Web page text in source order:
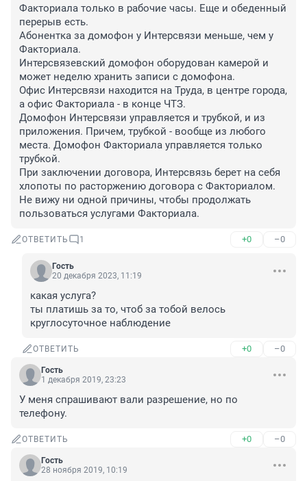
Факториала только в рабочие часы. Еще и обеденный
перерыв есть.
Абонентка за домофон у Интерсвязи меньше, чем у
Факториала.
Интерсвязевский домофон оборудован камерой и
может неделю хранить записи с домофона.
Офис Интерсвязи находится на Труда, в центре города,
а офис Факториала - в конце ЧТЗ.
Домофон Интерсвязи управляется и трубкой, и из
приложения. Причем, трубкой - вообще из любого
места. Домофон Факториала управляется только
трубкой.
При заключении договора, Интерсвязь берет на себя
хлопоты по расторжению договора с Факториалом.
Не вижу ни одной причины, чтобы продолжать
пользоваться услугами Факториала.
ОТВЕТИТЬ 1 +0 –0
Гость
20 декабря 2023, 11:19
какая услуга?
ты платишь за то, чтоб за тобой велось
круглосуточное наблюдение
ОТВЕТИТЬ +0 –0
Гость
1 декабря 2019, 23:23
У меня спрашивают вали разрешение, но по
телефону.
ОТВЕТИТЬ +0 –0
Гость
28 ноября 2019, 10:19